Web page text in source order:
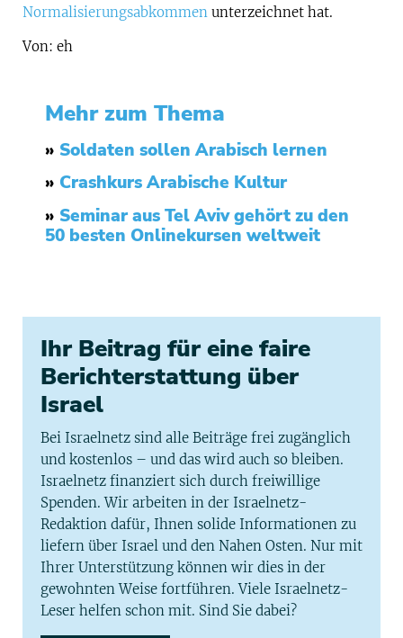
Normalisierungsabkommen unterzeichnet hat.
Von: eh
Mehr zum Thema
» Soldaten sollen Arabisch lernen
» Crashkurs Arabische Kultur
» Seminar aus Tel Aviv gehört zu den
50 besten Onlinekursen weltweit
Ihr Beitrag für eine faire
Berichterstattung über
Israel
Bei Israelnetz sind alle Beiträge frei zugänglich
und kostenlos – und das wird auch so bleiben.
Israelnetz finanziert sich durch freiwillige
Spenden. Wir arbeiten in der Israelnetz-
Redaktion dafür, Ihnen solide Informationen zu
liefern über Israel und den Nahen Osten. Nur mit
Ihrer Unterstützung können wir dies in der
gewohnten Weise fortführen. Viele Israelnetz-
Leser helfen schon mit. Sind Sie dabei?